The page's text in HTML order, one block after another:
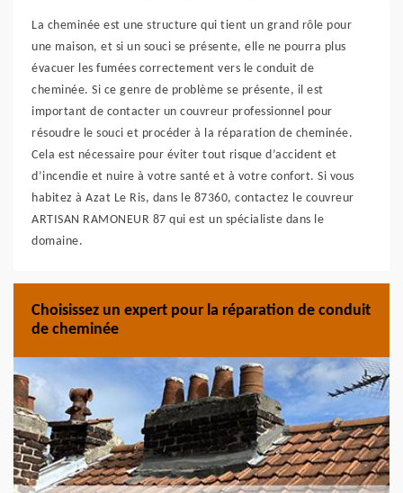
La cheminée est une structure qui tient un grand rôle pour
une maison, et si un souci se présente, elle ne pourra plus
évacuer les fumées correctement vers le conduit de
cheminée. Si ce genre de problème se présente, il est
important de contacter un couvreur professionnel pour
résoudre le souci et procéder à la réparation de cheminée.
Cela est nécessaire pour éviter tout risque d’accident et
d’incendie et nuire à votre santé et à votre confort. Si vous
habitez à Azat Le Ris, dans le 87360, contactez le couvreur
ARTISAN RAMONEUR 87 qui est un spécialiste dans le
domaine.
Choisissez un expert pour la réparation de conduit
de cheminée